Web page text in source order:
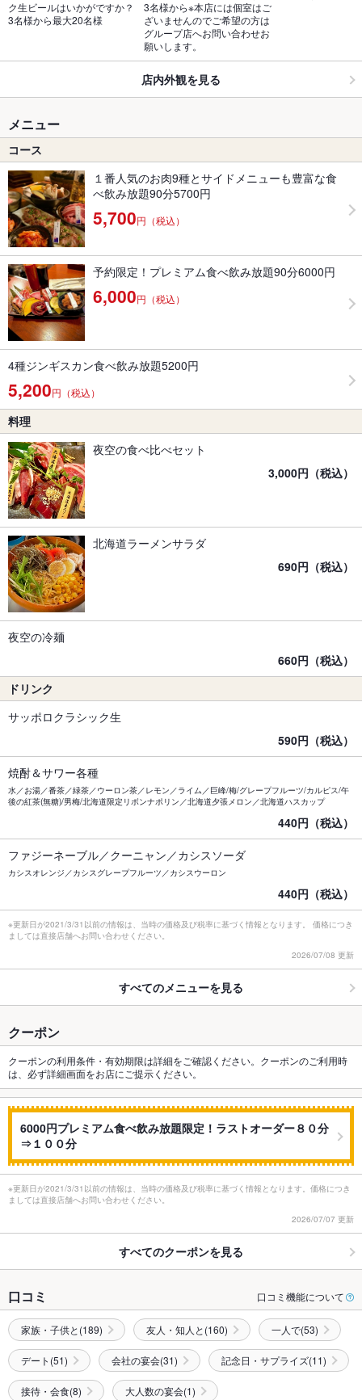
ク生ビールはいかがですか？
3名様から最大20名様
3名様から※本店には個室はご
ざいませんのでご希望の方は
グループ店へお問い合わせお
願いします。
店内外観を見る
メニュー
コース
１番人気のお肉9種とサイドメニューも豊富な食
べ飲み放題90分5700円
5,700円（税込）
予約限定！プレミアム食べ飲み放題90分6000円
6,000円（税込）
4種ジンギスカン食べ飲み放題5200円
5,200円（税込）
料理
夜空の食べ比べセット
3,000円（税込）
北海道ラーメンサラダ
690円（税込）
夜空の冷麺
660円（税込）
ドリンク
サッポロクラシック生
590円（税込）
焼酎＆サワー各種
水／お湯／番茶／緑茶／ウーロン茶／レモン／ライム／巨峰/梅/グレープフルーツ/カルピス/午
後の紅茶(無糖)/男梅/北海道限定リボンナポリン／北海道夕張メロン／北海道ハスカップ
440円（税込）
ファジーネーブル／クーニャン／カシスソーダ
カシスオレンジ／カシスグレープフルーツ／カシスウーロン
440円（税込）
※更新日が2021/3/31以前の情報は、当時の価格及び税率に基づく情報となります。 価格につき
ましては直接店舗へお問い合わせください。
2026/07/08 更新
すべてのメニューを見る
クーポン
クーポンの利用条件・有効期限は詳細をご確認ください。クーポンのご利用時
は、必ず詳細画面をお店にご提示ください。
6000円プレミアム食べ飲み放題限定！ラストオーダー８０分
⇒１００分
※更新日が2021/3/31以前の情報は、当時の価格及び税率に基づく情報となります。価格につき
ましては直接店舗へお問い合わせください。
2026/07/07 更新
すべてのクーポンを見る
口コミ 口コミ機能について
家族・子供と(189) 友人・知人と(160) 一人で(53)
デート(51) 会社の宴会(31) 記念日・サプライズ(11)
接待・会食(8) 大人数の宴会(1)